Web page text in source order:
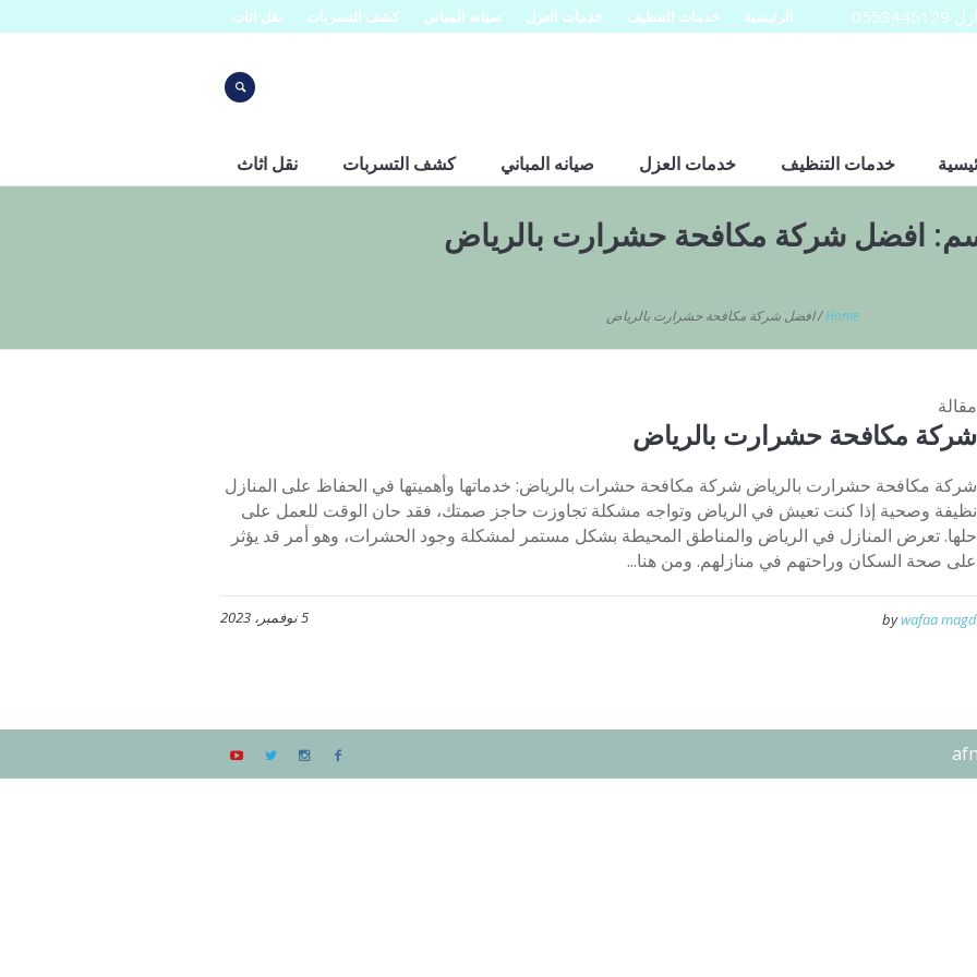
الرئيسية خدمات التنظيف خدمات العزل صيانه المباني كشف التسربات نقل اثاث
خدمات التنظيف خدمات العزل صيانه المباني كشف التسربات نقل اثاث
افضل شركة مكافحة حشرارت بالرياض
Home
/افضل شركة مكافحة حشرارت بالرياض
مقالة
شركة مكافحة حشرارت بالرياض
شركة مكافحة حشرارت بالرياض شركة مكافحة حشرات بالرياض: خدماتها وأهميتها في الحفاظ على المنازل
نظيفة وصحية إذا كنت تعيش في الرياض وتواجه مشكلة تجاوزت حاجز صمتك، فقد حان الوقت للعمل على
حلها. تعرض المنازل في الرياض والمناطق المحيطة بشكل مستمر لمشكلة وجود الحشرات، وهو أمر قد يؤثر
على صحة السكان وراحتهم في منازلهم. ومن هنا...
5 نوفمبر، 2023 bywafaa magd